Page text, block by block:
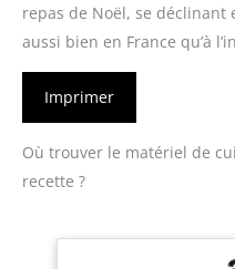
repas de Noël, se déclinant
aussi bien en France qu’à
Imprimer
Où trouver le matériel de
recette ?